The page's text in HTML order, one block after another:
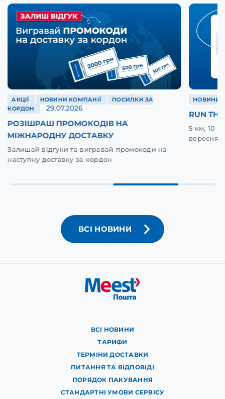
АКЦІЇ НОВИНИ КОМПАНІЇ
ПОСИЛКИ ЗА
КОРДОН
29.07.2026
РОЗІШРАШ ПРОМОКОДІВ НА
МІЖНАРОДНУ ДОСТАВКУ
Залишай відгуки та вигравай промокоди на
наступну доставку за кордон
НОВИНИ
RUN
5 км, 10
вересня
ВСІ НОВИНИ
ВСІ НОВИНИ
ТАРИФИ
ТЕРМІНИ ДОСТАВКИ
ПИТАННЯ ТА ВІДПОВІДІ
ПОРЯДОК ПАКУВАННЯ
СТАНДАРТНІ УМОВИ СЕРВІСУ